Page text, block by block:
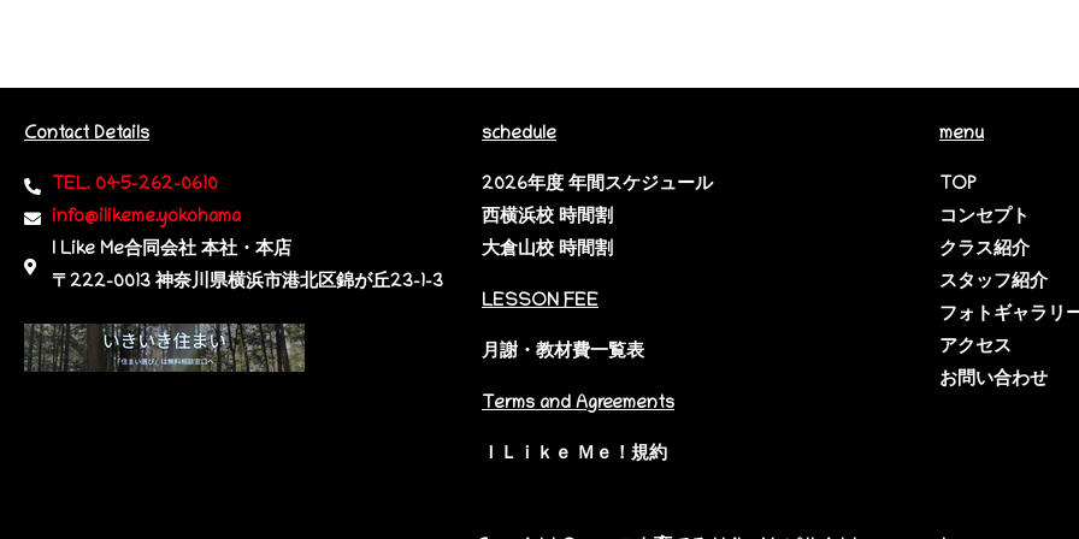
Contact Details
TEL. 045-262-0610
info@ilikeme.yokohama
I Like Me合同会社 本社・本店
〒222-0013 神奈川県横浜市港北区錦が丘23-1-3​
schedule
2026年度 年間スケジュール
西横浜校 時間割
大倉山校 時間割
LESSON FEE
月謝・教材費一覧表
Terms and Agreements
ＩＬｉｋｅ Ｍｅ！規約
menu
TOP
コンセプト
クラス紹介
スタッフ紹介
フォトギャラリ
アクセス
お問い合わせ